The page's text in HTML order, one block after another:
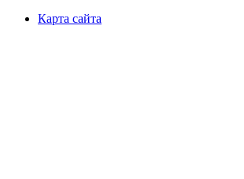
Карта сайта